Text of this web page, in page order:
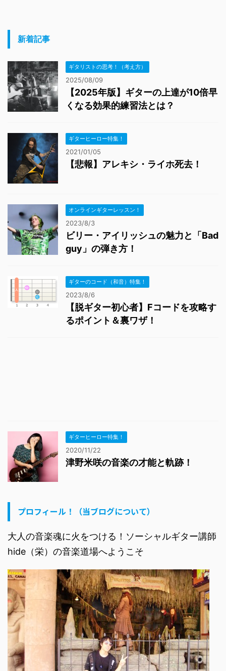
新着記事
ギタリストの思考！（考え方）
2025/08/09
【2025年版】ギターの上達が10倍早
くなる効果的練習法とは？
ギターヒーロー特集！
2021/01/05
【悲報】アレキシ・ライホ死去！
オンラインギターレッスン！
2023/8/3
ビリー・アイリッシュの魅力と「Bad
guy」の弾き方！
ギターのコード（和音）特集！
2023/8/6
【脱ギター初心者】Fコードを攻略す
るポイント＆裏ワザ！
ギターヒーロー特集！
2020/11/22
津野米咲の音楽の才能と軌跡！
プロフィール！（当ブログについて）
大人の音楽魂に火をつける！ソーシャルギター講師
hide（栄）の音楽道場へようこそ